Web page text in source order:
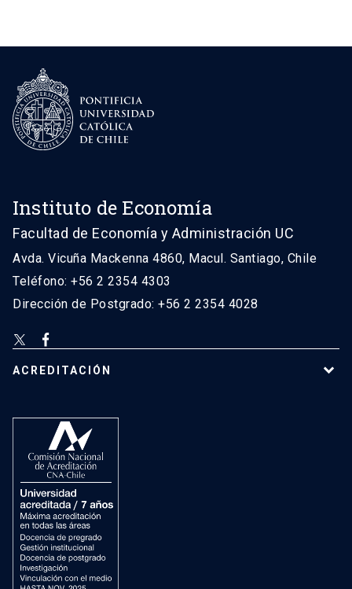
Instituto de Economía
Facultad de Economía y Administración UC
Avda. Vicuña Mackenna 4860, Macul. Santiago, Chile
Teléfono: +56 2 2354 4303
Dirección de Postgrado: +56 2 2354 4028
ACREDITACIÓN